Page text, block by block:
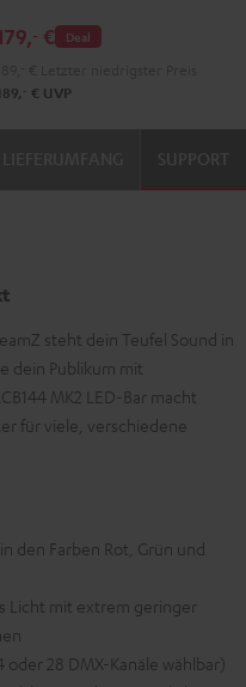
Deal
‐ €
‐ € UVP
SUPPORT
steht dein Teufel Sound in
dein Publikum mit
MK2 LED-Bar macht
für viele, verschiedene
den Farben Rot, Grün und
Licht mit extrem geringer
oder 28 DMX-Kanäle wählbar)